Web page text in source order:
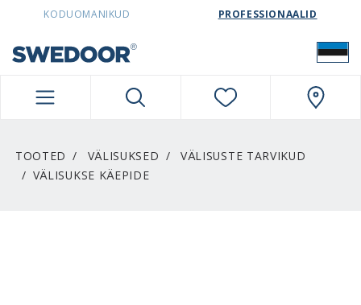
SWEDOORESTONIA NAVIGATION
KODUOMANIKUD PROFESSIONAALID
TOOTED VÄLISUKSED
VÄLISUSTE TARVIKUD
VÄLISUKSE KÄEPIDE